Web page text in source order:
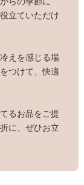
立ていただけ
えを感じる場
つけて、快適
るお品をご提
に、ぜひお立